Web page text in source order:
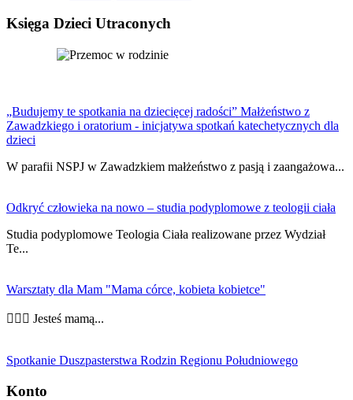
Księga Dzieci Utraconych
„Budujemy te spotkania na dziecięcej radości” Małżeństwo z
Zawadzkiego i oratorium - inicjatywa spotkań katechetycznych dla
dzieci
W parafii NSPJ w Zawadzkiem małżeństwo z pasją i zaangażowa...
Odkryć człowieka na nowo – studia podyplomowe z teologii ciała
Studia podyplomowe Teologia Ciała realizowane przez Wydział
Te...
Warsztaty dla Mam "Mama córce, kobieta kobietce"
👩‍❤️‍👩 Jesteś mamą...
Spotkanie Duszpasterstwa Rodzin Regionu Południowego
Konto